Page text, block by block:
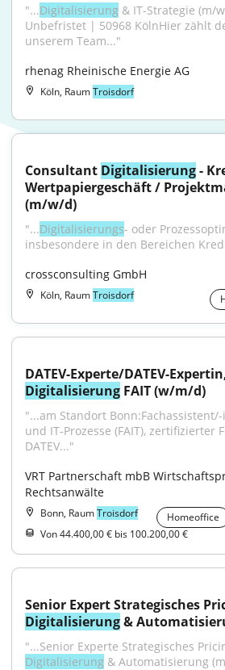
"...Digitalisierung & IT-Strategie (m/
Unbefristet | 50968 KölnHier zählt
unserem Team..."
rhenag Rheinische Energie AG
Köln, RaumTroisdorf
Consultant Digitalisierung -
Wertpapiergeschäft /
(m/w/d)
"...Digitalisierungs- oder
insbesondere in den Bereichen
crossconsulting GmbH
Köln, RaumTroisdorf
Digitalisierung FAIT (w/m/d)
"...am Standort
und IT-Prozesse (FAIT), zertifizierter
DATEV..."
VRT Partnerschaft mbB
Rechtsanwälte
Bonn, RaumTroisdorf Homeoffice
Von 44.400,00 € bis 100.200,00 €
Digitalisierung &
Digitalisierung & Automatisierung